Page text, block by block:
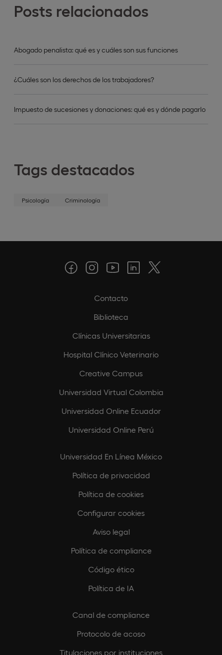
Posts relacionados
Abogado penalista: qué es y cuáles son sus funciones
¿Cuáles son los derechos de los trabajadores?
Impuesto de sucesiones y donaciones: qué es y dónde pagarlo
Tags destacados
Psicología Criminología
Contacto
Biblioteca
Clínicas Universitarias
Hospital Clínico Veterinario
Creative Campus
Universidad Virtual Colombia
Universidad Online Ecuador
Universidad Online Perú
Universidad En Línea México
Política de privacidad
Política de cookies
Configurar cookies
Aviso legal
Política de compliance
Código ético
Política de IA
Canal de compliance
Protocolo de acoso
Titulaciones por instituciones